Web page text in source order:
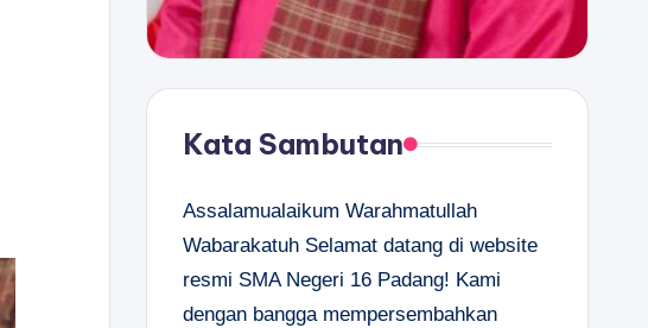
Kata Sambutan
Assalamualaikum Warahmatullah
Wabarakatuh Selamat datang di website
resmi SMA Negeri 16 Padang! Kami
dengan bangga mempersembahkan